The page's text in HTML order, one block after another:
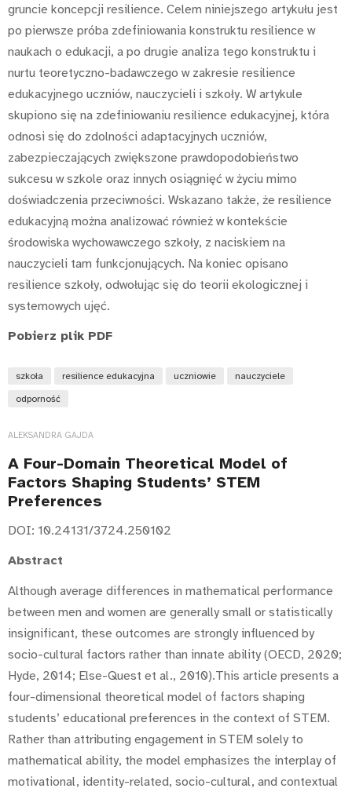
gruncie koncepcji resilience. Celem niniejszego artykułu jest
po pierwsze próba zdefiniowania konstruktu resilience w
naukach o edukacji, a po drugie analiza tego konstruktu i
nurtu teoretyczno-badawczego w zakresie resilience
edukacyjnego uczniów, nauczycieli i szkoły. W artykule
skupiono się na zdefiniowaniu resilience edukacyjnej, która
odnosi się do zdolności adaptacyjnych uczniów,
zabezpieczających zwiększone prawdopodobieństwo
sukcesu w szkole oraz innych osiągnięć w życiu mimo
doświadczenia przeciwności. Wskazano także, że resilience
edukacyjną można analizować również w kontekście
środowiska wychowawczego szkoły, z naciskiem na
nauczycieli tam funkcjonujących. Na koniec opisano
resilience szkoły, odwołując się do teorii ekologicznej i
systemowych ujęć.
Pobierz plik PDF
szkoła resilience edukacyjna uczniowie nauczyciele
odporność
ALEKSANDRA GAJDA
A Four-Domain Theoretical Model of
Factors Shaping Students’ STEM
Preferences
DOI: 10.24131/3724.250102
Abstract
Although average differences in mathematical performance
between men and women are generally small or statistically
insignificant, these outcomes are strongly influenced by
socio-cultural factors rather than innate ability (OECD, 2020;
Hyde, 2014; Else-Quest et al., 2010).This article presents a
four-dimensional theoretical model of factors shaping
students’ educational preferences in the context of STEM.
Rather than attributing engagement in STEM solely to
mathematical ability, the model emphasizes the interplay of
motivational, identity-related, socio-cultural, and contextual